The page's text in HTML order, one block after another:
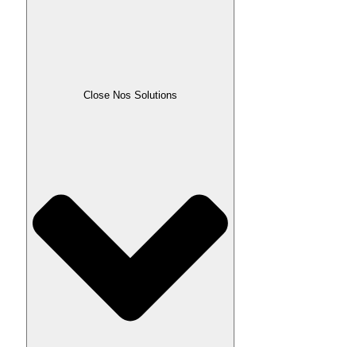
Close Nos Solutions